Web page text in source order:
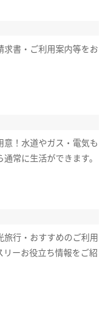
求書・ご利用案内等をお
！水道やガス・電気も
常に生活ができます。
行・おすすめのご利用
ーお役立ち情報をご紹